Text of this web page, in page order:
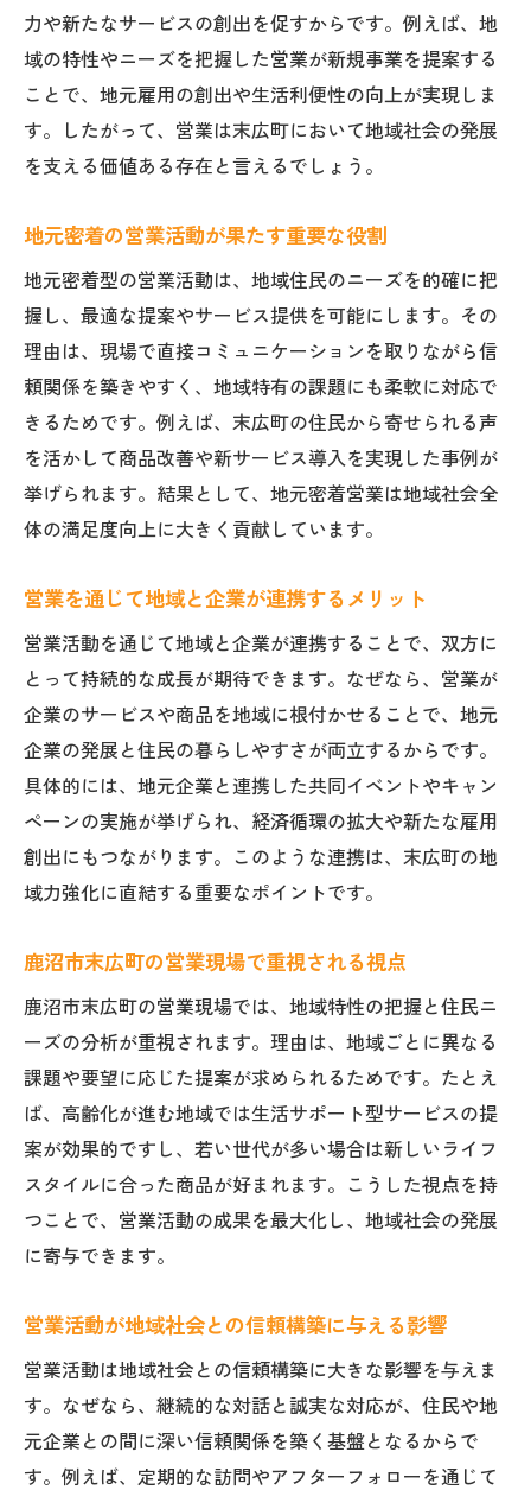
営業と地域成長のための新たな連携手法
営業活動が創る地域の明るい未来への期待
力や新たなサービスの創出を促すからです。例えば、地
域の特性やニーズを把握した営業が新規事業を提案する
ことで、地元雇用の創出や生活利便性の向上が実現しま
す。したがって、営業は末広町において地域社会の発展
を支える価値ある存在と言えるでしょう。
地元密着の営業活動が果たす重要な役割
地元密着型の営業活動は、地域住民のニーズを的確に把
握し、最適な提案やサービス提供を可能にします。その
理由は、現場で直接コミュニケーションを取りながら信
頼関係を築きやすく、地域特有の課題にも柔軟に対応で
きるためです。例えば、末広町の住民から寄せられる声
を活かして商品改善や新サービス導入を実現した事例が
挙げられます。結果として、地元密着営業は地域社会全
体の満足度向上に大きく貢献しています。
営業を通じて地域と企業が連携するメリット
営業活動を通じて地域と企業が連携することで、双方に
とって持続的な成長が期待できます。なぜなら、営業が
企業のサービスや商品を地域に根付かせることで、地元
企業の発展と住民の暮らしやすさが両立するからです。
具体的には、地元企業と連携した共同イベントやキャン
ペーンの実施が挙げられ、経済循環の拡大や新たな雇用
創出にもつながります。このような連携は、末広町の地
域力強化に直結する重要なポイントです。
鹿沼市末広町の営業現場で重視される視点
鹿沼市末広町の営業現場では、地域特性の把握と住民ニ
ーズの分析が重視されます。理由は、地域ごとに異なる
課題や要望に応じた提案が求められるためです。たとえ
ば、高齢化が進む地域では生活サポート型サービスの提
案が効果的ですし、若い世代が多い場合は新しいライフ
スタイルに合った商品が好まれます。こうした視点を持
つことで、営業活動の成果を最大化し、地域社会の発展
に寄与できます。
営業活動が地域社会との信頼構築に与える影響
営業活動は地域社会との信頼構築に大きな影響を与えま
す。なぜなら、継続的な対話と誠実な対応が、住民や地
元企業との間に深い信頼関係を築く基盤となるからで
す。例えば、定期的な訪問やアフターフォローを通じて